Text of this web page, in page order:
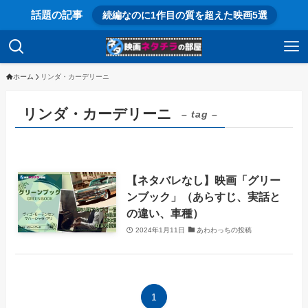
話題の記事 続編なのに1作目の質を超えた映画5選
ホーム リンダ・カーデリーニ
リンダ・カーデリーニ – tag –
【ネタバレなし】映画「グリー
ンブック」（あらすじ、実話と
の違い、車種）
2024年1月11日 あわわっちの投稿
1